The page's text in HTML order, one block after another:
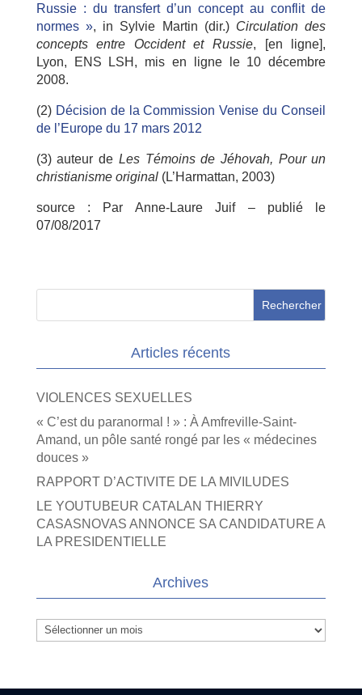
Russie : du transfert d’un concept au conflit de
normes », in Sylvie Martin (dir.) Circulation des
concepts entre Occident et Russie, [en ligne],
Lyon, ENS LSH, mis en ligne le 10 décembre
2008.
(2) Décision de la Commission Venise du Conseil
de l’Europe du 17 mars 2012
(3) auteur de Les Témoins de Jéhovah, Pour un
christianisme original(L’Harmattan, 2003)
source : Par Anne-Laure Juif – publié le
07/08/2017
Articles récents
VIOLENCES SEXUELLES
« C’est du paranormal ! » : À Amfreville-Saint-
Amand, un pôle santé rongé par les « médecines
douces »
RAPPORT D’ACTIVITE DE LA MIVILUDES
LE YOUTUBEUR CATALAN THIERRY
CASASNOVAS ANNONCE SA CANDIDATURE A
LA PRESIDENTIELLE
Archives
Archives